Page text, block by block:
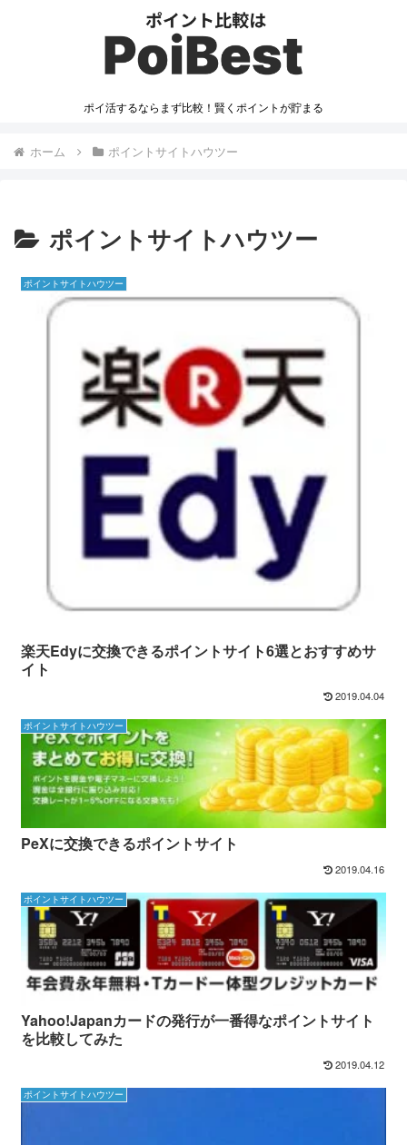
ポイ活するならまず比較！賢くポイントが貯まる
ホーム ポイントサイトハウツー
ポイントサイトハウツー
ポイントサイトハウツー
楽天Edyに交換できるポイントサイト6選とおすすめサ
イト
2019.04.04
ポイントサイトハウツー
PeXに交換できるポイントサイト
2019.04.16
ポイントサイトハウツー
Yahoo!Japanカードの発行が一番得なポイントサイト
を比較してみた
2019.04.12
ポイントサイトハウツー